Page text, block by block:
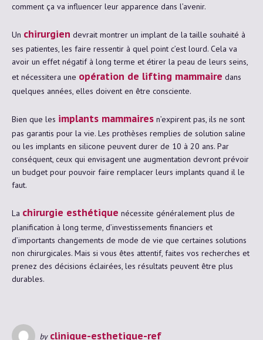
comment ça va influencer leur apparence dans l’avenir.
Un chirurgien devrait montrer un implant de la taille souhaité à
ses patientes, les faire ressentir à quel point c’est lourd. Cela va
avoir un effet négatif à long terme et étirer la peau de leurs seins,
et nécessitera une opération de lifting mammaire dans
quelques années, elles doivent en être consciente.
Bien que les implants mammaires n’expirent pas, ils ne sont
pas garantis pour la vie. Les prothèses remplies de solution saline
ou les implants en silicone peuvent durer de 10 à 20 ans. Par
conséquent, ceux qui envisagent une augmentation devront prévoir
un budget pour pouvoir faire remplacer leurs implants quand il le
faut.
La chirurgie esthétique nécessite généralement plus de
planification à long terme, d’investissements financiers et
d’importants changements de mode de vie que certaines solutions
non chirurgicales. Mais si vous êtes attentif, faites vos recherches et
prenez des décisions éclairées, les résultats peuvent être plus
durables.
by clinique-esthetique-ref